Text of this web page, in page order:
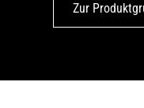
Zur